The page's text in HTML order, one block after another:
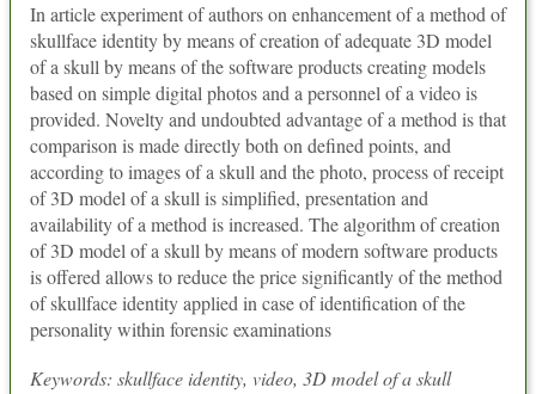
In article experiment of authors on enhancement of a method of
skullface identity by means of creation of adequate 3D model
of a skull by means of the software products creating models
based on simple digital photos and a personnel of a video is
provided. Novelty and undoubted advantage of a method is that
comparison is made directly both on defined points, and
according to images of a skull and the photo, process of receipt
of 3D model of a skull is simplified, presentation and
availability of a method is increased. The algorithm of creation
of 3D model of a skull by means of modern software products
is offered allows to reduce the price significantly of the method
of skullface identity applied in case of identification of the
personality within forensic examinations
Keywords: skullface identity, video, 3D model of a skull